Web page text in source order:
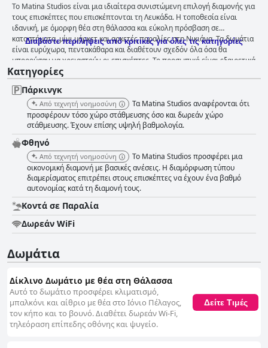
Το Matina Studios είναι μια ιδιαίτερα συνιστώμενη επιλογή διαμονής για
τους επισκέπτες που επισκέπτονται τη Λευκάδα. Η τοποθεσία είναι
ιδανική, με όμορφη θέα στη θάλασσα και εύκολη πρόσβαση σε
καταστήματα, μίνι μάρκετ και αρκετές παραλίες στη Νικιάνα. Τα δωμάτια
είναι ευρύχωρα, πεντακάθαρα και διαθέτουν σχεδόν όλα όσα θα
μπορούσαν να χρειαστούν οι επισκέπτες. Το προσωπικό είναι εξαιρετικά
φιλικό και εξυπηρετικό, κάνοντας κάθε επισκέπτη να αισθάνεται σαν στο
σπίτι του. Η κοντινή ιδιωτική παραλία είναι εξαιρετική, προσφέροντας
στους επισκέπτες ιδιωτικότητα και ηρεμία. Αν και ο δρόμος που οδηγεί
στο χώρο στάθμευσης σημειώθηκε ως δύσκολος, ο χώρος στάθμευσης
είναι δωρεάν, βολικός και με άφθονο χώρο. Το Matina Studios
προσφέρει μια τέλεια, ειρηνική και αξέχαστη εμπειρία διακοπών που οι
επισκέπτες δεν μπορούν να χορτάσουν στη Λευκάδα.
Διαβάστε περιλήψεις από κριτικές για όλες τις κατηγορίες
Κατηγορίες
Πάρκινγκ
Από τεχνητή νοημοσύνη
Τα Matina Studios αναφέρονται ότι
προσφέρουν τόσο χώρο στάθμευσης όσο και δωρεάν χώρο
στάθμευσης. Έχουν επίσης υψηλή βαθμολογία.
Φθηνό
Από τεχνητή νοημοσύνη
Το Matina Studios προσφέρει μια
οικονομική διαμονή με βασικές ανέσεις. Η διαμόρφωση τύπου
διαμερίσματος επιτρέπει στους επισκέπτες να έχουν ένα βαθμό
αυτονομίας κατά τη διαμονή τους.
Κοντά σε Παραλία
Δωρεάν WiFi
Δωμάτια
Δίκλινο Δωμάτιο με θέα στη Θάλασσα
Αυτό το δωμάτιο προσφέρει κλιματισμό,
μπαλκόνι και αίθριο με θέα στο Ιόνιο Πέλαγος,
τον κήπο και το βουνό. Διαθέτει δωρεάν Wi-Fi,
τηλεόραση επίπεδης οθόνης και ψυγείο.
Δείτε Τιμές